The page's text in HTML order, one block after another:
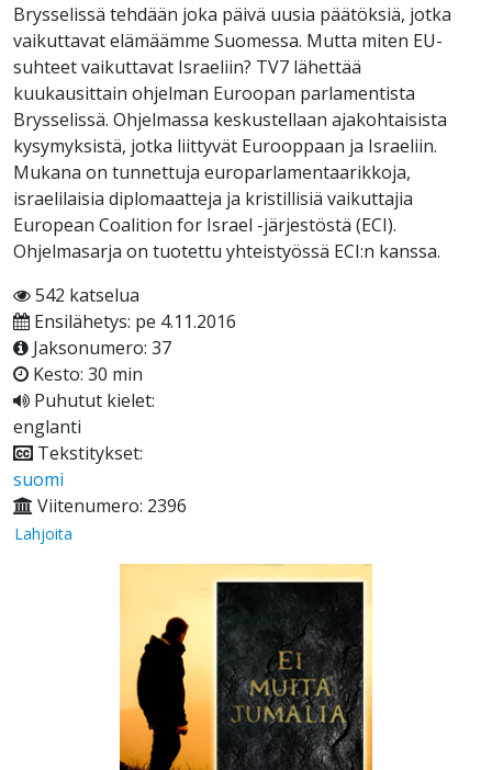
Brysselissä tehdään joka päivä uusia päätöksiä, jotka
vaikuttavat elämäämme Suomessa. Mutta miten EU-
suhteet vaikuttavat Israeliin? TV7 lähettää
kuukausittain ohjelman Euroopan parlamentista
Brysselissä. Ohjelmassa keskustellaan ajakohtaisista
kysymyksistä, jotka liittyvät Eurooppaan ja Israeliin.
Mukana on tunnettuja europarlamentaarikkoja,
israelilaisia diplomaatteja ja kristillisiä vaikuttajia
European Coalition for Israel -järjestöstä (ECI).
Ohjelmasarja on tuotettu yhteistyössä ECI:n kanssa.
542 katselua
Ensilähetys: pe 4.11.2016
Jaksonumero: 37
Kesto: 30 min
Puhutut kielet:
englanti
Tekstitykset:
suomi
Viitenumero: 2396
Lahjoita